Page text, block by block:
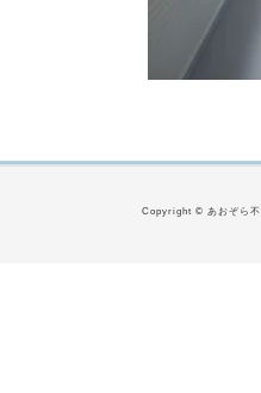
Copyright © あおぞら